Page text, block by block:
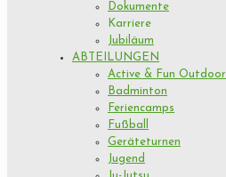
Dokumente
Karriere
Jubiläum
ABTEILUNGEN
Active & Fun Outdoor
Badminton
Feriencamps
Fußball
Geräteturnen
Jugend